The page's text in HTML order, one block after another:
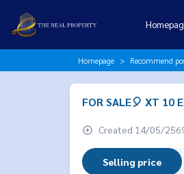
Homepage Recommend
FOR SALE🎈 XT
Created 14/05/
Selling price